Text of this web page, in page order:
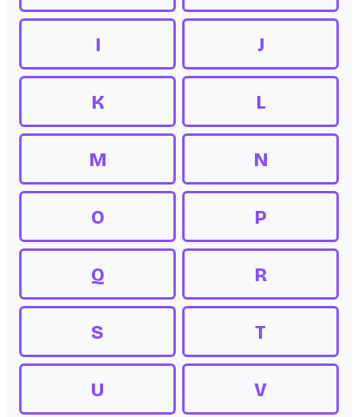
I J
K L
M N
O P
Q R
S T
U V